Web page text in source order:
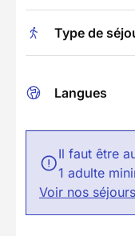
Type de
Langues
Il faut être
1 adulte
Voir nos